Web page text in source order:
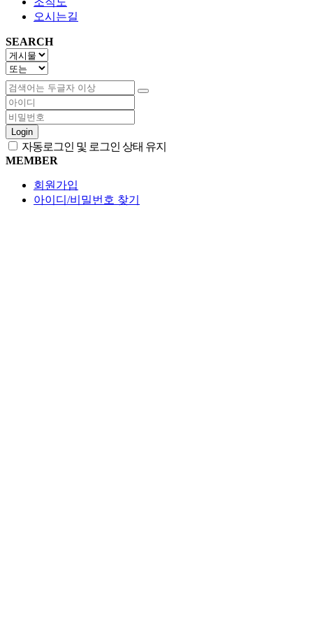
오시는길
SEARCH
Login
자동로그인 및 로그인 상태 유지
MEMBER
회원가입
아이디/비밀번호 찾기